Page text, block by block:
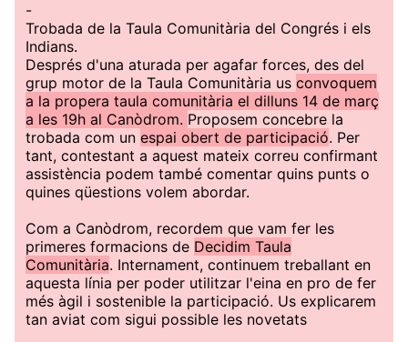
-
Trobada de la Taula Comunitària del Congrés i els
Indians.
Després d'una aturada per agafar forces, des del
grup motor de la Taula Comunitària us convoquem
a la propera taula comunitària el dilluns 14 de març
a les 19h al Canòdrom. Proposem concebre la
trobada com un espai obert de participació. Per
tant, contestant a aquest mateix correu confirmant
assistència podem també comentar quins punts o
quines qüestions volem abordar.
Com a Canòdrom, recordem que vam fer les
primeres formacions de Decidim Taula
Comunitària. Internament, continuem treballant en
aquesta línia per poder utilitzar l'eina en pro de fer
més àgil i sostenible la participació. Us explicarem
tan aviat com sigui possible les novetats